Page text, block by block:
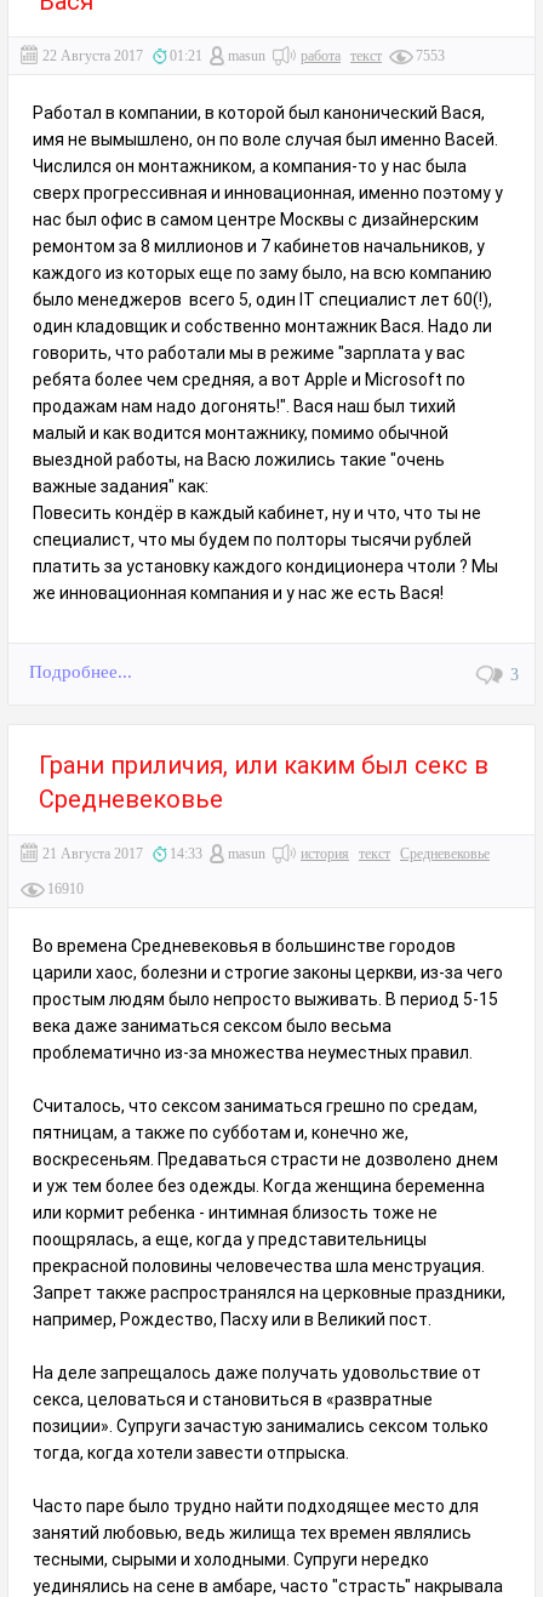
22 Августа 2017 01:21 masun работа текст 7553
Работал в компании, в которой был канонический Вася,
имя не вымышлено, он по воле случая был именно Васей.
Числился он монтажником, а компания-то у нас была
сверх прогрессивная и инновационная, именно поэтому у
нас был офис в самом центре Москвы с дизайнерским
ремонтом за 8 миллионов и 7 кабинетов начальников, у
каждого из которых еще по заму было, на всю компанию
было менеджеров всего 5, один IT специалист лет 60(!),
один кладовщик и собственно монтажник Вася. Надо ли
говорить, что работали мы в режиме "зарплата у вас
ребята более чем средняя, а вот Apple и Microsoft по
продажам нам надо догонять!". Вася наш был тихий
малый и как водится монтажнику, помимо обычной
выездной работы, на Васю ложились такие "очень
важные задания" как:
Повесить кондёр в каждый кабинет, ну и что, что ты не
специалист, что мы будем по полторы тысячи рублей
платить за установку каждого кондиционера чтоли ? Мы
же инновационная компания и у нас же есть Вася!
Подробнее... 3
Грани приличия, или каким был секс в
Средневековье
21 Августа 2017 14:33 masun история текст Средневековье
16910
Во времена Средневековья в большинстве городов
царили хаос, болезни и строгие законы церкви, из-за чего
простым людям было непросто выживать. В период 5-15
века даже заниматься сексом было весьма
проблематично из-за множества неуместных правил.
Считалось, что сексом заниматься грешно по средам,
пятницам, а также по субботам и, конечно же,
воскресеньям. Предаваться страсти не дозволено днем
и уж тем более без одежды. Когда женщина беременна
или кормит ребенка - интимная близость тоже не
поощрялась, а еще, когда у представительницы
прекрасной половины человечества шла менструация.
Запрет также распространялся на церковные праздники,
например, Рождество, Пасху или в Великий пост.
На деле запрещалось даже получать удовольствие от
секса, целоваться и становиться в «развратные
позиции». Супруги зачастую занимались сексом только
тогда, когда хотели завести отпрыска.
Часто паре было трудно найти подходящее место для
занятий любовью, ведь жилища тех времен являлись
тесными, сырыми и холодными. Супруги нередко
уединялись на сене в амбаре, часто "страсть" накрывала